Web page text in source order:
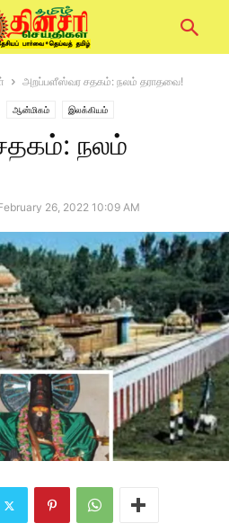
அறப்பளீஸ்வர சதகம்: நலம் தராதவை!
ஆன்மிகம் இலக்கியம்
நலம்
26, 2022 10:09 AM